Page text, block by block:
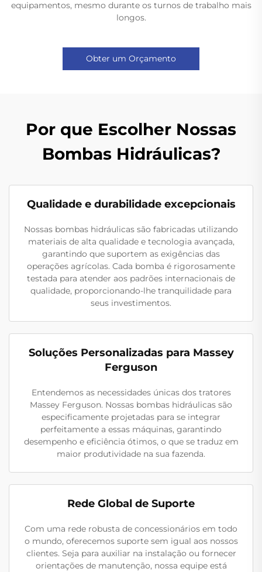
equipamentos, mesmo durante os turnos de trabalho mais
longos.
Obter um Orçamento
Por que Escolher Nossas
Bombas Hidráulicas?
Qualidade e durabilidade excepcionais
Nossas bombas hidráulicas são fabricadas utilizando
materiais de alta qualidade e tecnologia avançada,
garantindo que suportem as exigências das
operações agrícolas. Cada bomba é rigorosamente
testada para atender aos padrões internacionais de
qualidade, proporcionando-lhe tranquilidade para
seus investimentos.
Soluções Personalizadas para Massey
Ferguson
Entendemos as necessidades únicas dos tratores
Massey Ferguson. Nossas bombas hidráulicas são
especificamente projetadas para se integrar
perfeitamente a essas máquinas, garantindo
desempenho e eficiência ótimos, o que se traduz em
maior produtividade na sua fazenda.
Rede Global de Suporte
Com uma rede robusta de concessionários em todo
o mundo, oferecemos suporte sem igual aos nossos
clientes. Seja para auxiliar na instalação ou fornecer
orientações de manutenção, nossa equipe está